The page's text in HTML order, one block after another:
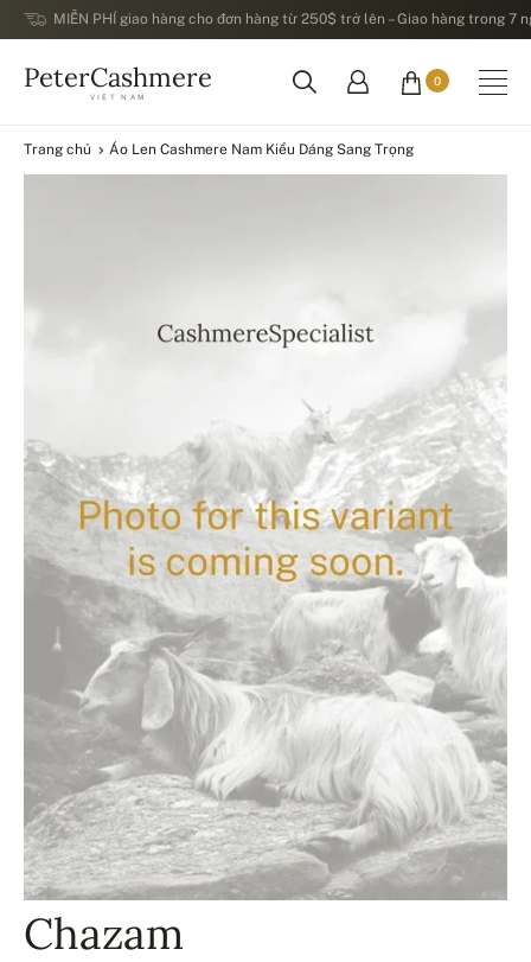
MIỄN PHÍ giao hàng cho đơn hàng từ 250$ trở lên – Giao hàng trong 7
PeterCashmere
VIỆT NAM
0
Trang chủ Áo Len Cashmere Nam Kiểu Dáng Sang Trọng
Chazam